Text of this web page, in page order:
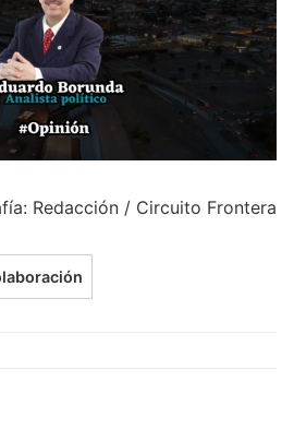
Redacción / Circuito Frontera